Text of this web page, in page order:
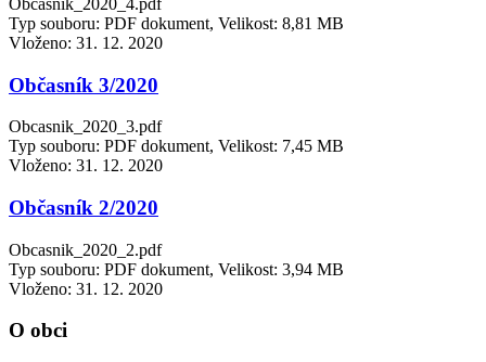
Typ souboru: PDF dokument, Velikost: 8,81 MB
Vloženo: 31. 12. 2020
Občasník 3/2020
Obcasnik_2020_3.pdf
Typ souboru: PDF dokument, Velikost: 7,45 MB
Vloženo: 31. 12. 2020
Občasník 2/2020
Obcasnik_2020_2.pdf
Typ souboru: PDF dokument, Velikost: 3,94 MB
Vloženo: 31. 12. 2020
O obci